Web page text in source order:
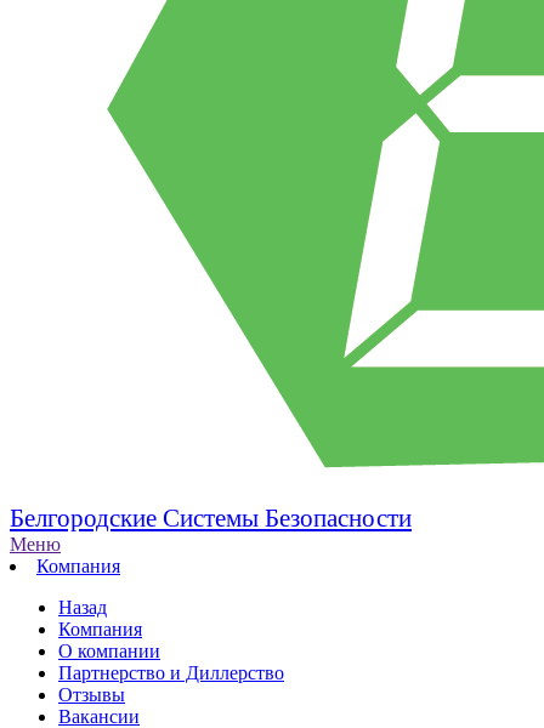
Белгородские Системы Безопасности
Меню
Компания
Назад
Компания
О компании
Партнерство и Диллерство
Отзывы
Вакансии